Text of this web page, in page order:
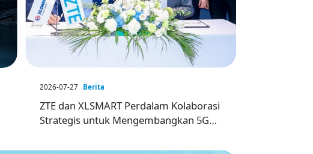
2026-07-27 Berita
ZTE dan XLSMART Perdalam Kolaborasi
Strategis untuk Mengembangkan 5G